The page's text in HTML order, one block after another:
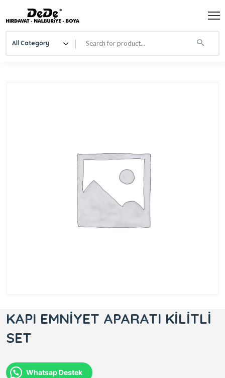
All Category
KAPI EMNİYET APARATI KİLİTLİ
SET
Whatsap Destek